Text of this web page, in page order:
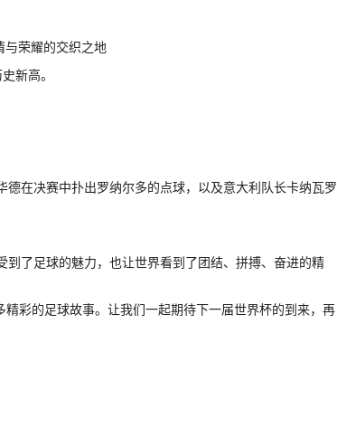
新高。
在决赛中扑出罗纳尔多的点球，以及意大利队长卡纳瓦罗
了足球的魅力，也让世界看到了团结、拼搏、奋进的精
彩的足球故事。让我们一起期待下一届世界杯的到来，再